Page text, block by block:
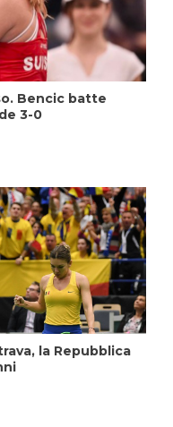
Bencic batte
3-0
la Repubblica